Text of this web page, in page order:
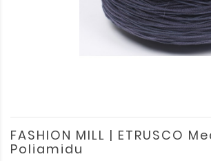
FASHION MILL | ETRUSCO
Poliamidu